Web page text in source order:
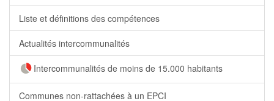
Liste et définitions des compétences
Actualités intercommunalités
Intercommunalités de moins de 15.000 habitants
Communes non-rattachées à un EPCI